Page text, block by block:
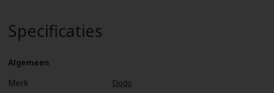
Specificaties
Algemeen
Merk
Dodo